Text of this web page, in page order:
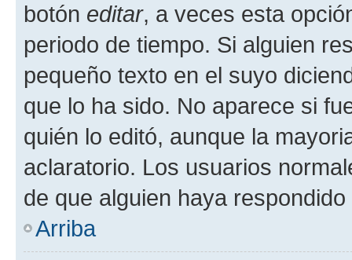
botón editar, a veces esta
periodo de tiempo. Si alguien
pequeño texto en el suyo
que lo ha sido. No aparece si
quién lo editó, aunque la
aclaratorio. Los usuarios
de que alguien haya
Arriba